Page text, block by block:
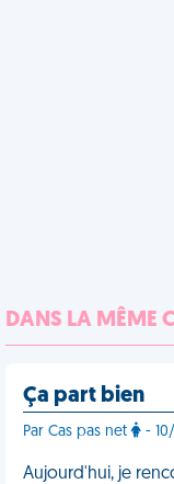
DANS LA MÊME
Ça part bien
Par Cas pas net -
Aujourd'hui, je